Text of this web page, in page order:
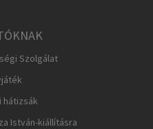
Szolgálat
hátizsák
István-kiállításra